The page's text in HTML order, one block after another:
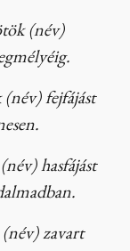
(név)
fejfájást
hasfájást
zavart